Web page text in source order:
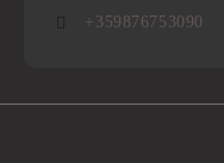
+359876753090